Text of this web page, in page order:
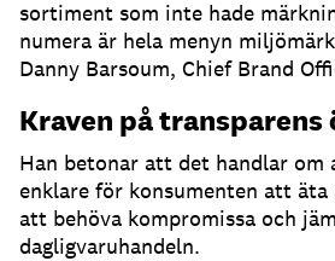
sortiment som inte hade
numera är hela menyn
Danny Barsoum, Chief Brand
Kraven på transparens
Han betonar att det handlar om
enklare för konsumenten att
att behöva kompromissa och
dagligvaruhandeln.